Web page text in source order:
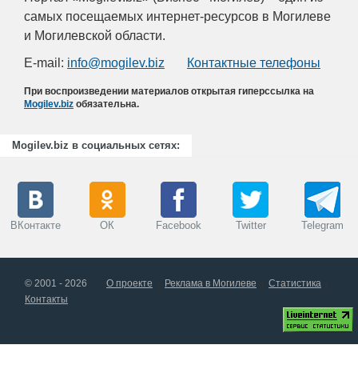
самых посещаемых интернет-ресурсов в Могилеве
и Могилевской области.
E-mail: info@mogilev.biz Контактные телефоны
При воспроизведении материалов открытая гиперссылка на
Mogilev.biz обязательна.
Mogilev.biz в социальных сетях:
ВКонтакте ОК Facebook Twitter Telegram
© 2001 - 2026 О проекте Реклама в Могилеве
Статистика
Контакты